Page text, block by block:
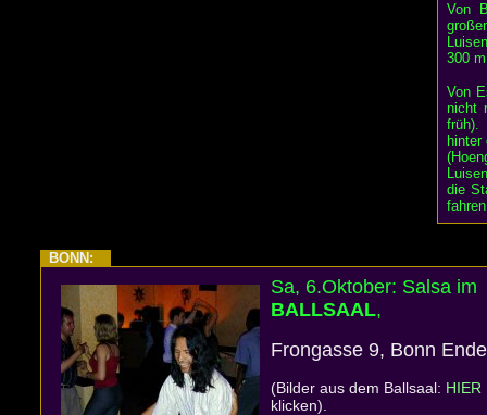
Von
300
Von
nicht
früh).
die
BONN:
Sa, 6.Oktober: Salsa im
BALLSAAL,
Frongasse 9, Bonn
(Bilder aus dem Ballsaal: HIER
klicken).